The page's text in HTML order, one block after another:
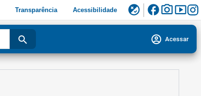
Transparência Acessibilidade flaky facebookphoto_camerasmart_display
search account_circle Acessar